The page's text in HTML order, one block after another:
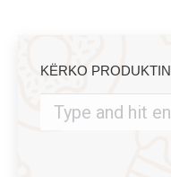
KËRKO PRODUKTIN